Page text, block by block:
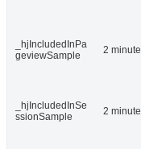
_hjIncludedInPa
geviewSample
2
_hjIncludedInSe
ssionSample
2